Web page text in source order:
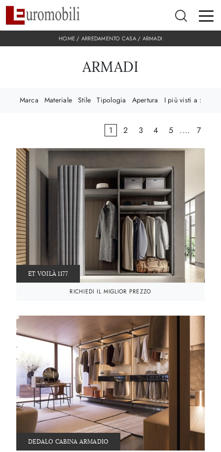
HOME / ARREDAMENTO CASA / ARMADI
ARMADI
Marca Materiale Stile Tipologia Apertura I più visti a :
1 2 3 4 5 .... 7
ET VOILÀ 1177
RICHIEDI IL MIGLIOR PREZZO
DEDALO CABINA ARMADIO